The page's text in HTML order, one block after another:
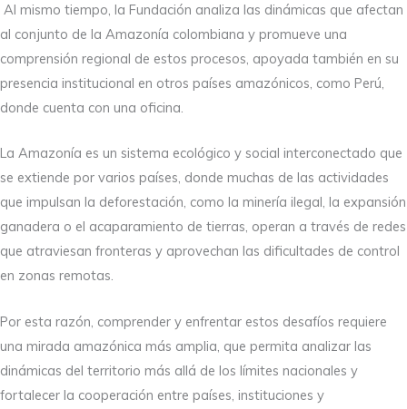
Al mismo tiempo, la Fundación analiza las dinámicas que afectan
al conjunto de la Amazonía colombiana y promueve una
comprensión regional de estos procesos, apoyada también en su
presencia institucional en otros países amazónicos, como Perú,
donde cuenta con una oficina.
La Amazonía es un sistema ecológico y social interconectado que
se extiende por varios países, donde muchas de las actividades
que impulsan la deforestación, como la minería ilegal, la expansión
ganadera o el acaparamiento de tierras, operan a través de redes
que atraviesan fronteras y aprovechan las dificultades de control
en zonas remotas.
Por esta razón, comprender y enfrentar estos desafíos requiere
una mirada amazónica más amplia, que permita analizar las
dinámicas del territorio más allá de los límites nacionales y
fortalecer la cooperación entre países, instituciones y